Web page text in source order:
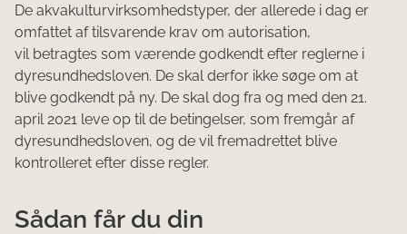
De akvakulturvirksomhedstyper, der allerede i dag er
omfattet af tilsvarende krav om autorisation,
vil betragtes som værende godkendt efter reglerne i
dyresundhedsloven. De skal derfor ikke søge om at
blive godkendt på ny. De skal dog fra og med den 21.
april 2021 leve op til de betingelser, som fremgår af
dyresundhedsloven, og de vil fremadrettet blive
kontrolleret efter disse regler.
Sådan får du din